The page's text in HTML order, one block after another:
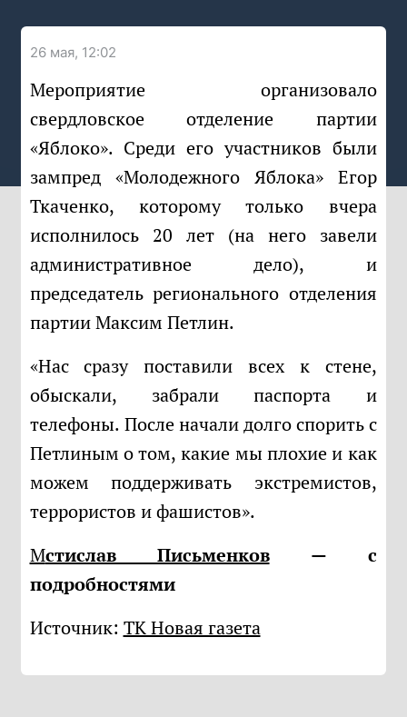
26 мая, 12:02
Мероприятие организовало
свердловское отделение партии
«Яблоко». Среди его участников были
зампред «Молодежного Яблока» Егор
Ткаченко, которому только вчера
исполнилось 20 лет (на него завели
административное дело), и
председатель регионального отделения
партии Максим Петлин.
«Нас сразу поставили всех к стене,
обыскали, забрали паспорта и
телефоны. После начали долго спорить с
Петлиным о том, какие мы плохие и как
можем поддерживать экстремистов,
террористов и фашистов».
Мстислав Письменков— с
подробностями
Источник: ТК Новая газета